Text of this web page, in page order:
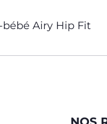
bébé Airy Hip Fit